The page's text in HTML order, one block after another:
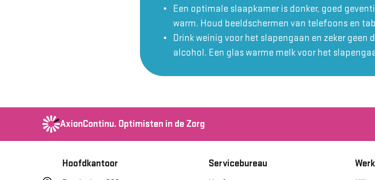
Een optimale slaapkamer is donker, goed
warm. Houd beeldschermen van telefoons en
Drink weinig voor het slapengaan en zeker geen
alcohol. Een glas warme melk voor het
AxionContinu. Optimisten in de Zorg
Hoofdkantoor Servicebureau